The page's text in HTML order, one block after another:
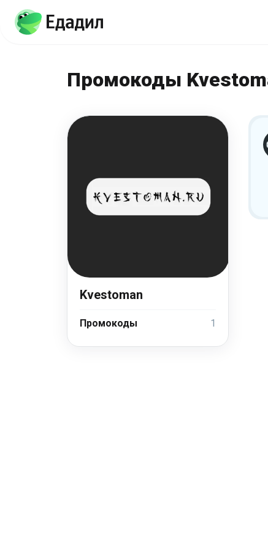
Промокоды
Kvestoman
Промокоды 1